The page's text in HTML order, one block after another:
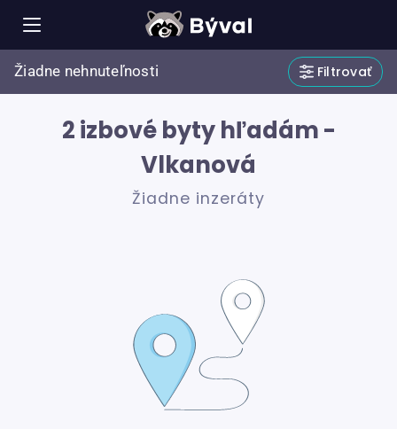
Žiadne nehnuteľnosti Filtrovať
2 izbové byty hľadám -
Vlkanová
Žiadne inzeráty